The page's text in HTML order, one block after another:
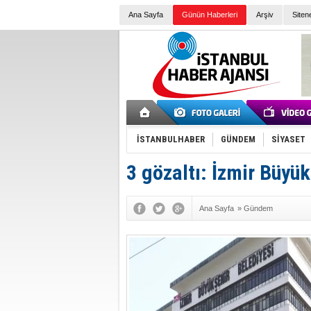
Ana Sayfa Günün Haberleri Arşiv
İSTANBULHABER GÜNDEM SİYASET
3 gözaltı: İzmir
Ana Sayfa » Gündem